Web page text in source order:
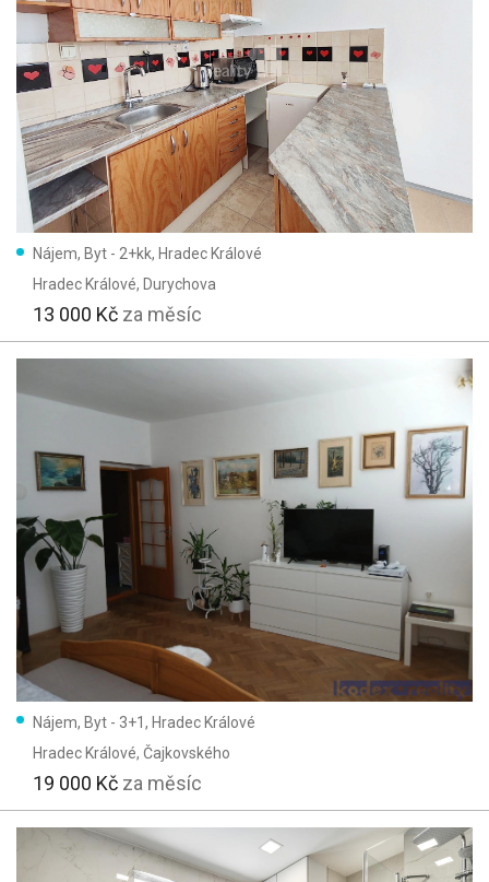
Nájem, Byt - 2+kk, Hradec Králové
Hradec Králové, Durychova
13 000 Kč za měsíc
Nájem, Byt - 3+1, Hradec Králové
Hradec Králové, Čajkovského
19 000 Kč za měsíc